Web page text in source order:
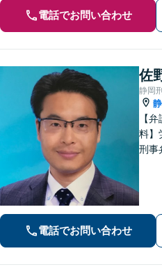
電話でお問い合わせ
佐
静岡
【
料】
刑事
電話でお問い合わせ